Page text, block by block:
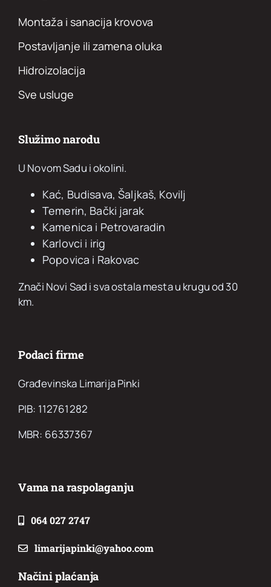
Montaža i sanacija krovova
Postavljanje ili zamena oluka
Hidroizolacija
Sve usluge
Služimo narodu
U Novom Sadu i okolini.
Kać, Budisava, Šaljkaš, Kovilj
Temerin, Bački jarak
Kamenica i Petrovaradin
Karlovci i irig
Popovica i Rakovac
Znači Novi Sad i sva ostala mesta u krugu od 30
km.
Podaci firme
Građevinska Limarija Pinki
PIB: 112761282
MBR: 66337367
Vama na raspolaganju
064 027 2747
limarijapinki@yahoo.com
Načini plaćanja